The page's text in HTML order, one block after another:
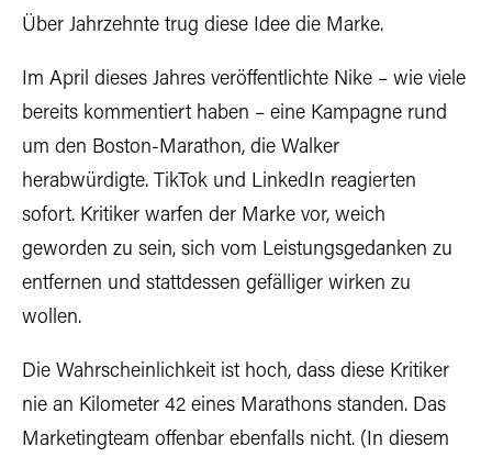
Über Jahrzehnte trug diese Idee die Marke.
Im April dieses Jahres veröffentlichte Nike – wie viele
bereits kommentiert haben – eine Kampagne rund
um den Boston-Marathon, die Walker
herabwürdigte. TikTok und LinkedIn reagierten
sofort. Kritiker warfen der Marke vor, weich
geworden zu sein, sich vom Leistungsgedanken zu
entfernen und stattdessen gefälliger wirken zu
wollen.
Die Wahrscheinlichkeit ist hoch, dass diese Kritiker
nie an Kilometer 42 eines Marathons standen. Das
Marketingteam offenbar ebenfalls nicht. (In diesem